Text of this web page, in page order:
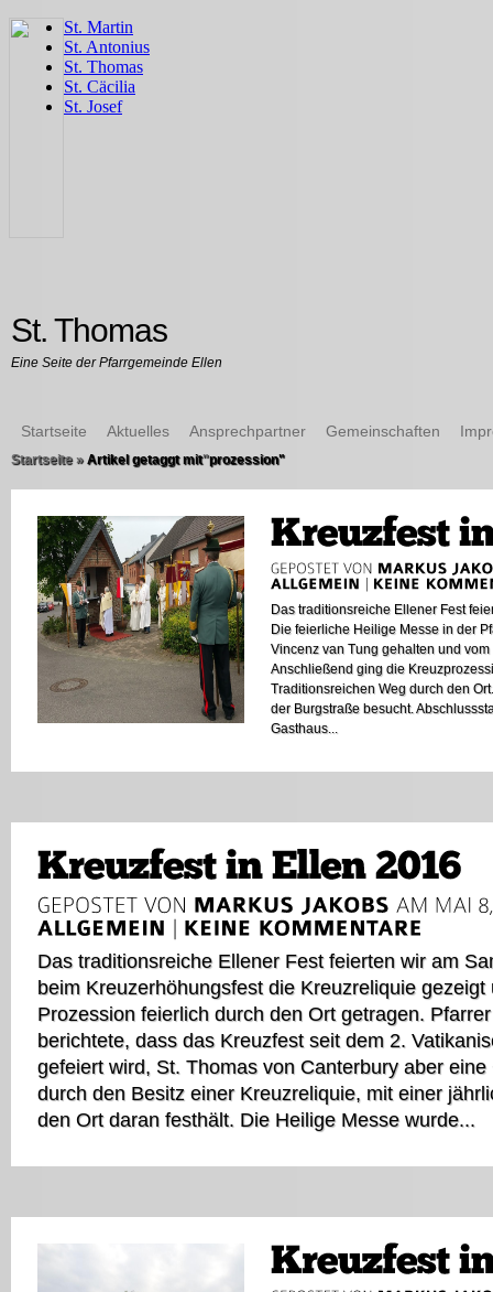
St. Thomas
Eine Seite der Pfarrgemeinde Ellen
Startseite Aktuelles Ansprechpartner Gemeinschaften
Startseite »Artikel getaggt mit"prozession"
Das traditionsreiche Ellener Fest
Die feierliche Heilige Messe in der
Vincenz van Tung gehalten und
Anschließend ging die
Traditionsreichen Weg durch den
der Burgstraße besucht.
Gasthaus...
Das traditionsreiche Ellener Fest feierten wir am
beim Kreuzerhöhungsfest die Kreuzreliquie gezeigt
Prozession feierlich durch den Ort getragen.
berichtete, dass das Kreuzfest seit dem 2.
gefeiert wird, St. Thomas von Canterbury aber
durch den Besitz einer Kreuzreliquie, mit einer
den Ort daran festhält. Die Heilige Messe wurde...